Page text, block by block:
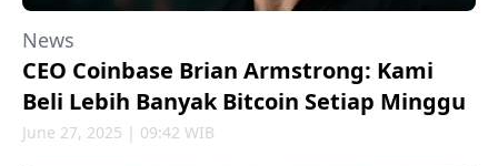
News
CEO Coinbase Brian Armstrong: Kami
Beli Lebih Banyak Bitcoin Setiap Minggu
June 27, 2025 | 09:42 WIB